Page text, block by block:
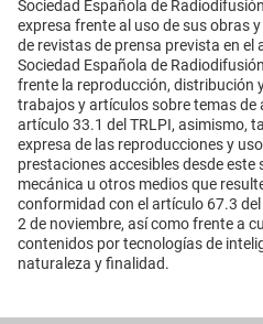
Sociedad Española de
expresa frente al uso de sus obras
de revistas de prensa prevista en el
Sociedad Española de
frente la reproducción, distribución
trabajos y artículos sobre temas de
artículo 33.1 del TRLPI, asimismo,
expresa de las reproducciones y
prestaciones accesibles desde
mecánica u otros medios que
conformidad con el artículo 67.3
2 de noviembre, así como frente a
contenidos por tecnologías de
naturaleza y finalidad.